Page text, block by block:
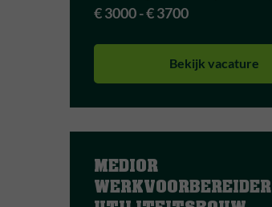
€ 3000 - € 3700
Bekijk vacature
MEDIOR
WERKVOORBEREIDER